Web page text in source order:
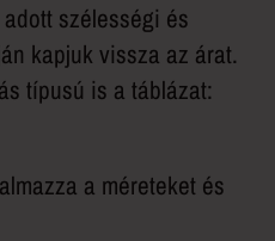
szélességi és
kapjuk vissza az árat.
típusú is a táblázat:
a méreteket és